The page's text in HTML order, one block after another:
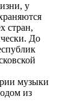
у
стран,
До
музыки
из